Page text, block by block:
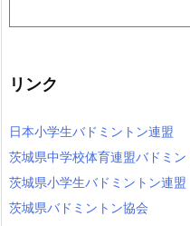
リンク
日本小学生バドミントン連盟
茨城県中学校体育連盟バドミン
茨城県小学生バドミントン連盟
茨城県バドミントン協会